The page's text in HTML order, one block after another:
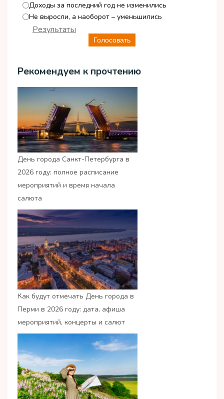
Доходы за последний год не изменились
Не выросли, а наоборот – уменьшились
Голосовать
Результаты
Рекомендуем к прочтению
День города Санкт-Петербурга в
2026 году: полное расписание
мероприятий и время начала
салюта
Как будут отмечать День города в
Перми в 2026 году: дата, афиша
мероприятий, концерты и салют